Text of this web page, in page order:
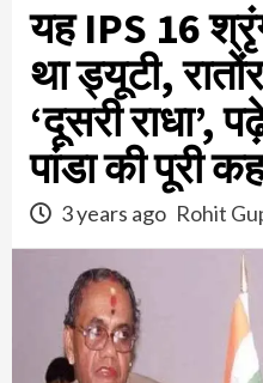
यह IPS 16
था ड्यूटी,
‘दूसरी राधा’,
पांडा की पूरी
3 years ago Rohit